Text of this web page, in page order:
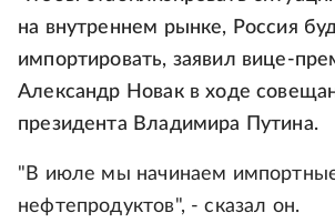
на внутреннем рынке, Россия
импортировать, заявил вице-
Александр Новак в ходе
президента Владимира Путина.
"В июле мы начинаем
нефтепродуктов", - сказал он.